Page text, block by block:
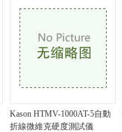
Kason HTMV-1000AT-5自動
折線微維克硬度測試儀